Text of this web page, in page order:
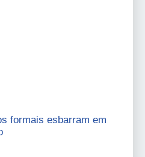
formais esbarram em